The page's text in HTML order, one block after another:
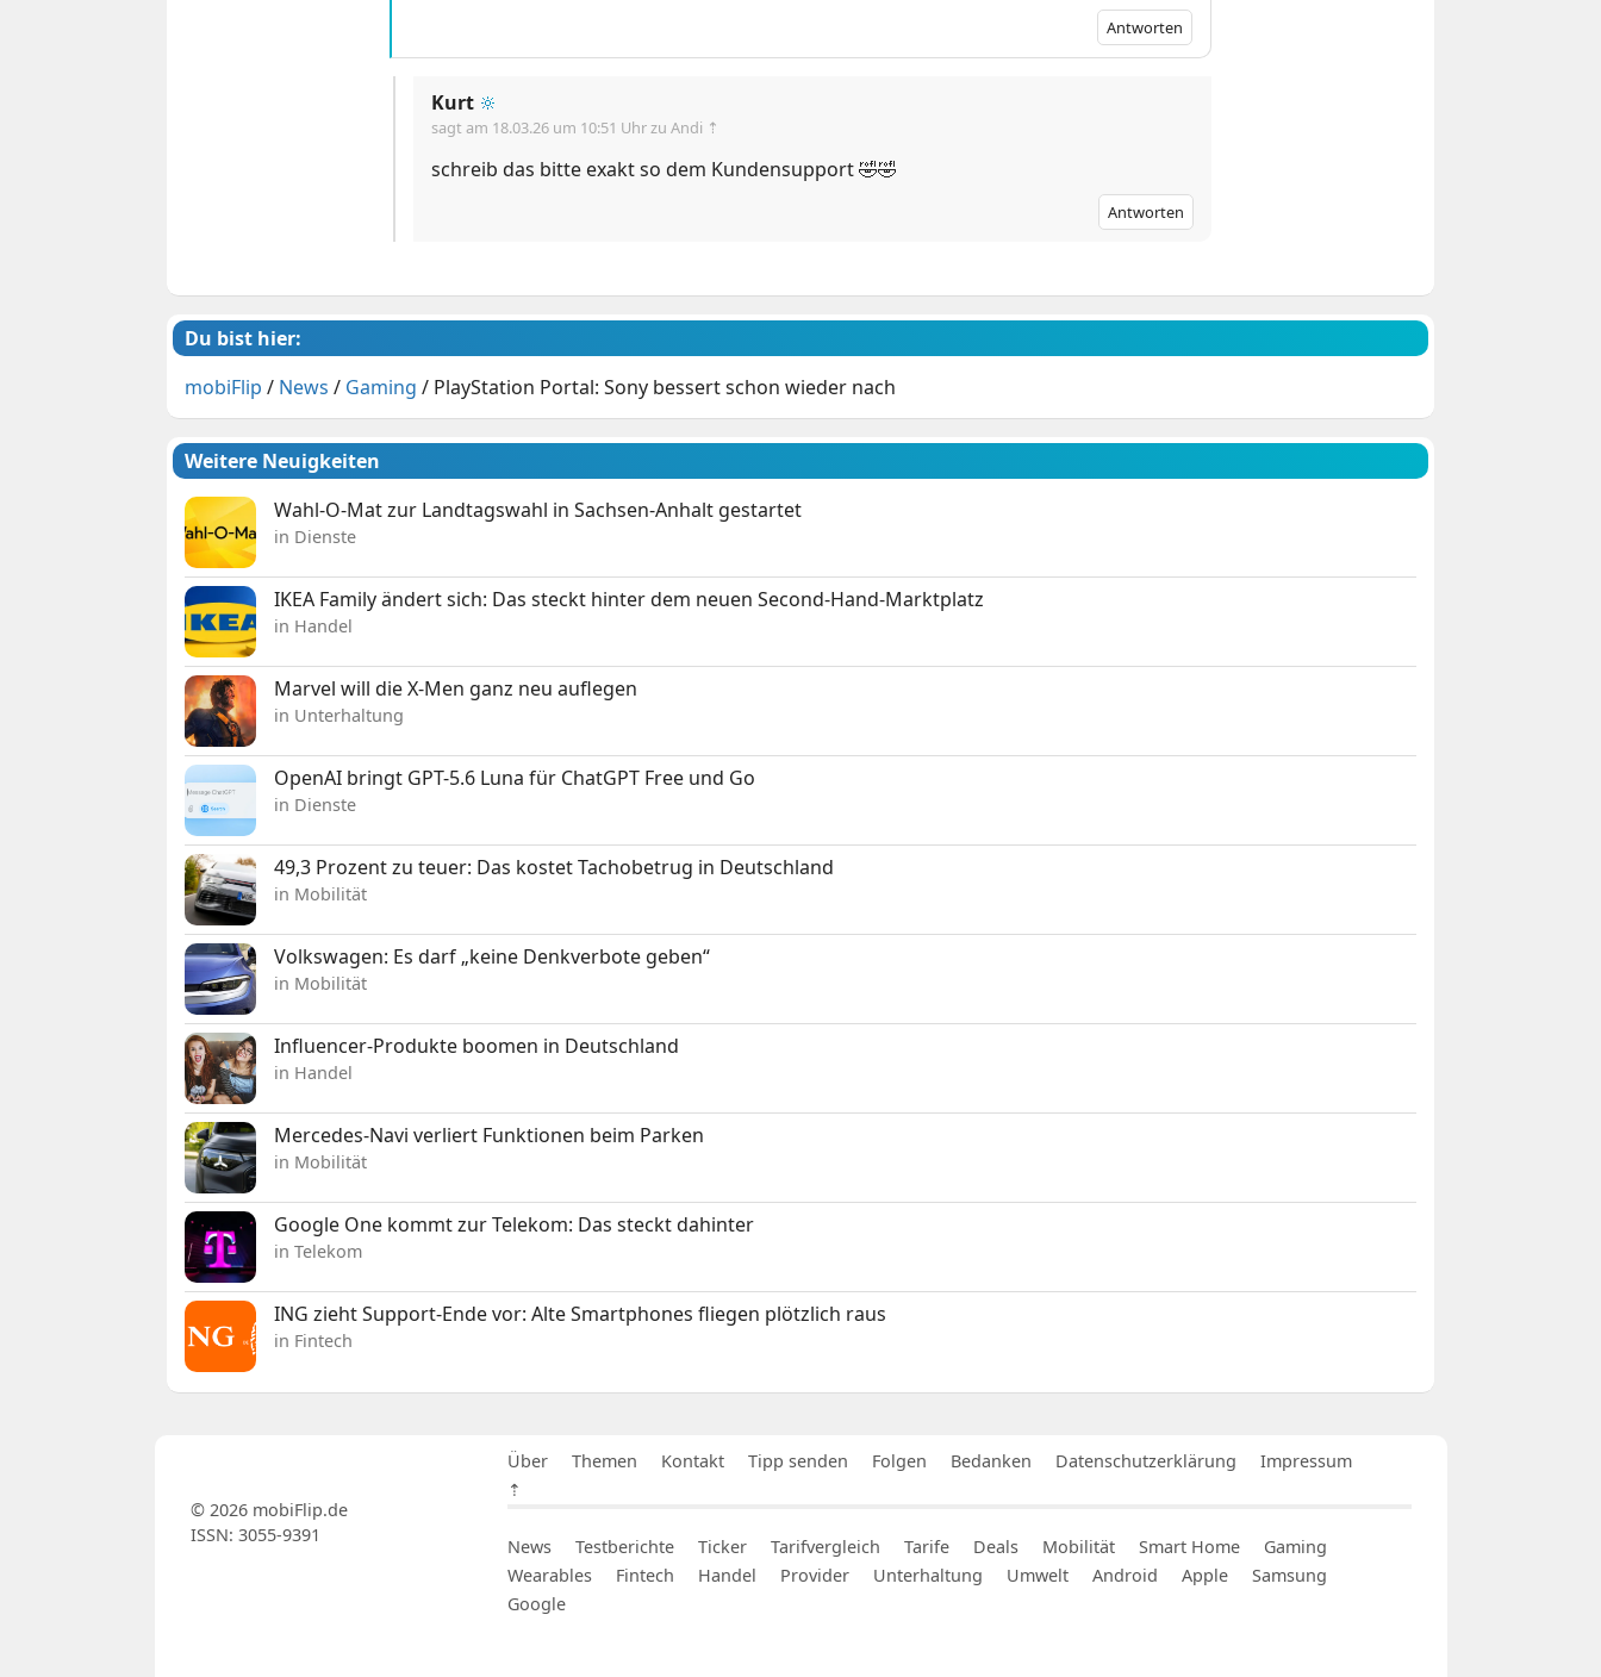
Antworten
Kurt 🔆
sagt am 18.03.26 um 10:51 Uhrzu Andi ⇡
schreib das bitte exakt so dem Kundensupport 🤣🤣
Antworten
Du bist hier:
mobiFlip / News / Gaming / PlayStation Portal: Sony bessert schon wieder nach
Weitere Neuigkeiten
Wahl-O-Mat zur Landtagswahl in Sachsen-Anhalt gestartet
in Dienste
IKEA Family ändert sich: Das steckt hinter dem neuen Second-Hand-Marktplatz
in Handel
Marvel will die X-Men ganz neu auflegen
in Unterhaltung
OpenAI bringt GPT-5.6 Luna für ChatGPT Free und Go
in Dienste
49,3 Prozent zu teuer: Das kostet Tachobetrug in Deutschland
in Mobilität
Volkswagen: Es darf „keine Denkverbote geben“
in Mobilität
Influencer-Produkte boomen in Deutschland
in Handel
Mercedes-Navi verliert Funktionen beim Parken
in Mobilität
Google One kommt zur Telekom: Das steckt dahinter
in Telekom
ING zieht Support-Ende vor: Alte Smartphones fliegen plötzlich raus
in Fintech
Über Themen Kontakt Tipp senden Folgen Bedanken Datenschutzerklärung
Impressum
⇡
News Testberichte Ticker Tarifvergleich Tarife Deals Mobilität Smart Home
Gaming
Wearables
Fintech Handel Provider Unterhaltung Umwelt Android Apple
Samsung
Google
© 2026 mobiFlip.de
ISSN: 3055-9391